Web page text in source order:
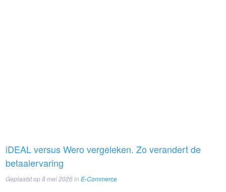
iDEAL versus Wero vergeleken. Zo verandert de
betaalervaring
Geplaatst op8 mei 2026inE-Commerce